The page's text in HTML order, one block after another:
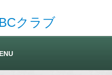
クラブ